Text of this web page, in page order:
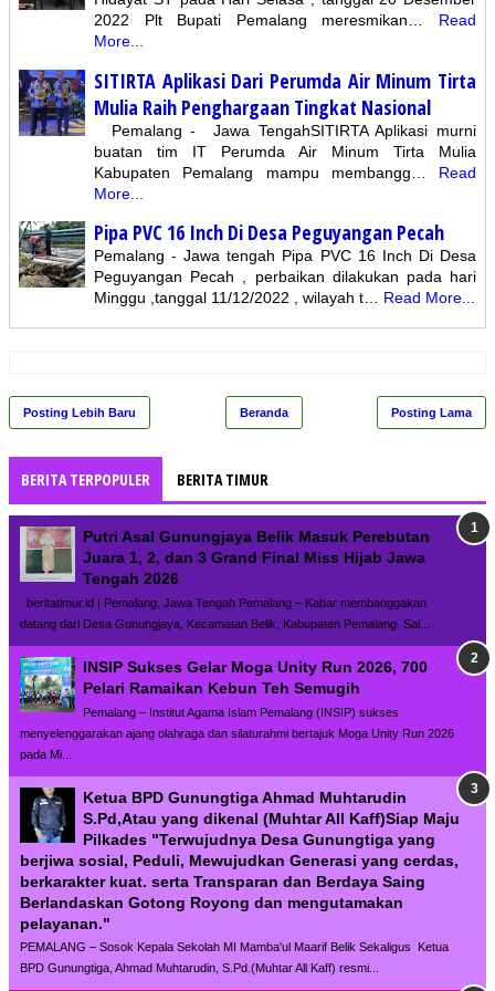
2022 Plt Bupati Pemalang meresmikan…
Read
More...
SITIRTA Aplikasi Dari Perumda Air Minum Tirta
Mulia Raih Penghargaan Tingkat Nasional
Pemalang - Jawa TengahSITIRTA Aplikasi murni
buatan tim IT Perumda Air Minum Tirta Mulia
Kabupaten Pemalang mampu membangg…
Read
More...
Pipa PVC 16 Inch Di Desa Peguyangan Pecah
Pemalang - Jawa tengah Pipa PVC 16 Inch Di Desa
Peguyangan Pecah , perbaikan dilakukan pada hari
Minggu ,tanggal 11/12/2022 , wilayah t… Read More...
Posting Lebih Baru Posting Lama
Beranda
BERITA TERPOPULER BERITA TIMUR
Putri Asal Gunungjaya Belik Masuk Perebutan
Juara 1, 2, dan 3 Grand Final Miss Hijab Jawa
Tengah 2026
beritatimur.id | Pemalang, Jawa Tengah Pemalang – Kabar membanggakan
datang dari Desa Gunungjaya, Kecamatan Belik, Kabupaten Pemalang. Sal...
INSIP Sukses Gelar Moga Unity Run 2026, 700
Pelari Ramaikan Kebun Teh Semugih
Pemalang – Institut Agama Islam Pemalang (INSIP) sukses
menyelenggarakan ajang olahraga dan silaturahmi bertajuk Moga Unity Run 2026
pada Mi...
Ketua BPD Gunungtiga Ahmad Muhtarudin
S.Pd,Atau yang dikenal (Muhtar All Kaff)Siap Maju
Pilkades "Terwujudnya Desa Gunungtiga yang
berjiwa sosial, Peduli, Mewujudkan Generasi yang cerdas,
berkarakter kuat. serta Transparan dan Berdaya Saing
Berlandaskan Gotong Royong dan mengutamakan
pelayanan."
PEMALANG – Sosok Kepala Sekolah MI Mamba'ul Maarif Belik Sekaligus Ketua
BPD Gunungtiga, Ahmad Muhtarudin, S.Pd.(Muhtar All Kaff) resmi...